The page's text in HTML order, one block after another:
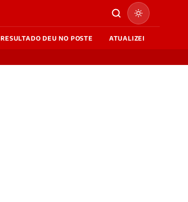
RESULTADO DEU NO POSTE ATUALIZEI